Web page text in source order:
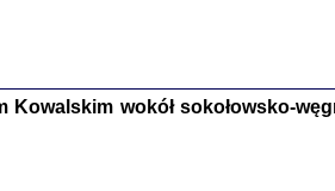
Kowalskim wokół sokołowsko-